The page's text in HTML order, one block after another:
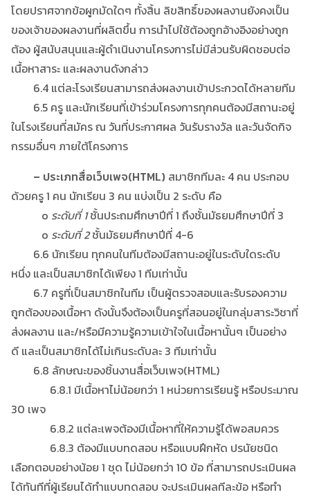
โดยปราศจากข้อผูกมัดใดๆ ทั้งสิ้น ลิขสิทธิ์ของผลงานยังคงเป็น
ของเจ้าของผลงานที่ผลิตขึ้น การนำไปใช้ต้องถูกอ้างอิงอย่างถูก
ต้อง ผู้สนับสนุนและผู้ดำเนินงานโครงการไม่มีส่วนรับผิดชอบต่อ
เนื้อหาสาระ และผลงานดังกล่าว
6.4 แต่ละโรงเรียนสามารถส่งผลงานเข้าประกวดได้หลายทีม
6.5 ครู และนักเรียนที่เข้าร่วมโครงการทุกคนต้องมีสถานะอยู่
ในโรงเรียนที่สมัคร ณ วันที่ประกาศผล วันรับรางวัล และวันจัดกิจ
กรรมอื่นๆ ภายใต้โครงการ
– ประเภทสื่อเว็บเพจ(HTML) สมาชิกทีมละ 4 คน ประกอบ
ด้วยครู 1 คน นักเรียน 3 คน แบ่งเป็น 2 ระดับ คือ
o ระดับที่ 1ชั้นประถมศึกษาปีที่ 1 ถึงชั้นมัธยมศึกษาปีที่ 3
o ระดับที่ 2ชั้นมัธยมศึกษาปีที่ 4-6
6.6 นักเรียน ทุกคนในทีมต้องมีสถานะอยู่ในระดับใดระดับ
หนึ่ง และเป็นสมาชิกได้เพียง 1 ทีมเท่านั้น
6.7 ครูที่เป็นสมาชิกในทีม เป็นผู้ตรวจสอบและรับรองความ
ถูกต้องของเนื้อหา ดังนั้นจึงต้องเป็นครูที่สอนอยู่ในกลุ่มสาระวิชาที่
ส่งผลงาน และ/หรือมีความรู้ความเข้าใจในเนื้อหานั้นๆ เป็นอย่าง
ดี และเป็นสมาชิกได้ไม่เกินระดับละ 3 ทีมเท่านั้น
6.8 ลักษณะของชิ้นงานสื่อเว็บเพจ(HTML)
6.8.1 มีเนื้อหาไม่น้อยกว่า 1 หน่วยการเรียนรู้ หรือประมาณ
30 เพจ
6.8.2 แต่ละเพจต้องมีเนื้อหาที่ให้ความรู้ได้พอสมควร
6.8.3 ต้องมีแบบทดสอบ หรือแบบฝึกหัด ปรนัยชนิด
เลือกตอบอย่างน้อย 1 ชุด ไม่น้อยกว่า 10 ข้อ ที่สามารถประเมินผล
ได้ทันทีที่ผู้เรียนได้ทำแบบทดสอบ จะประเมินผลทีละข้อ หรือทำ